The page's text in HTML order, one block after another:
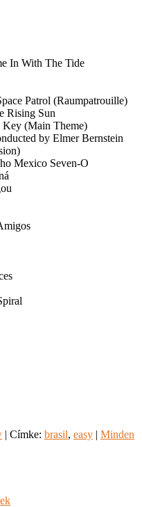
In With The Tide
Patrol (Raumpatrouille)
Rising Sun
Key (Main Theme)
by Elmer Bernstein
Mexico Seven-O
| Címke: brasil, easy | Minden